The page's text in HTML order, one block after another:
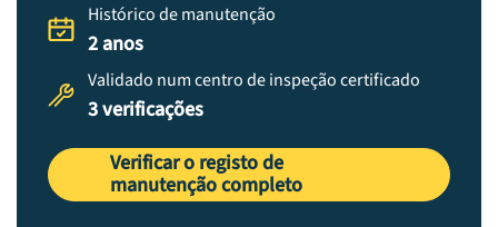
Histórico de manutenção
2 anos
Validado num centro de inspeção certificado
3 verificações
Verificar o registo de
manutenção completo